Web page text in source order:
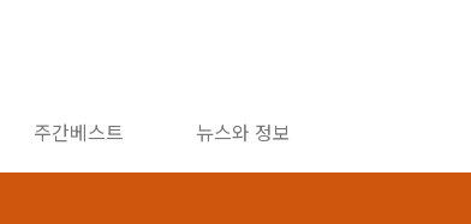
주간베스트 뉴스와 정보